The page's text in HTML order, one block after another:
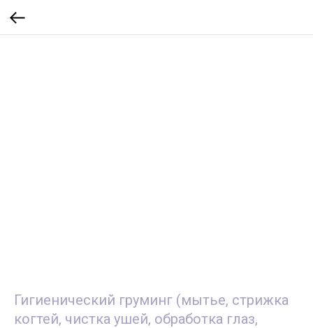
Гигиенический груминг (мытье, стрижка
когтей, чистка ушей, обработка глаз,